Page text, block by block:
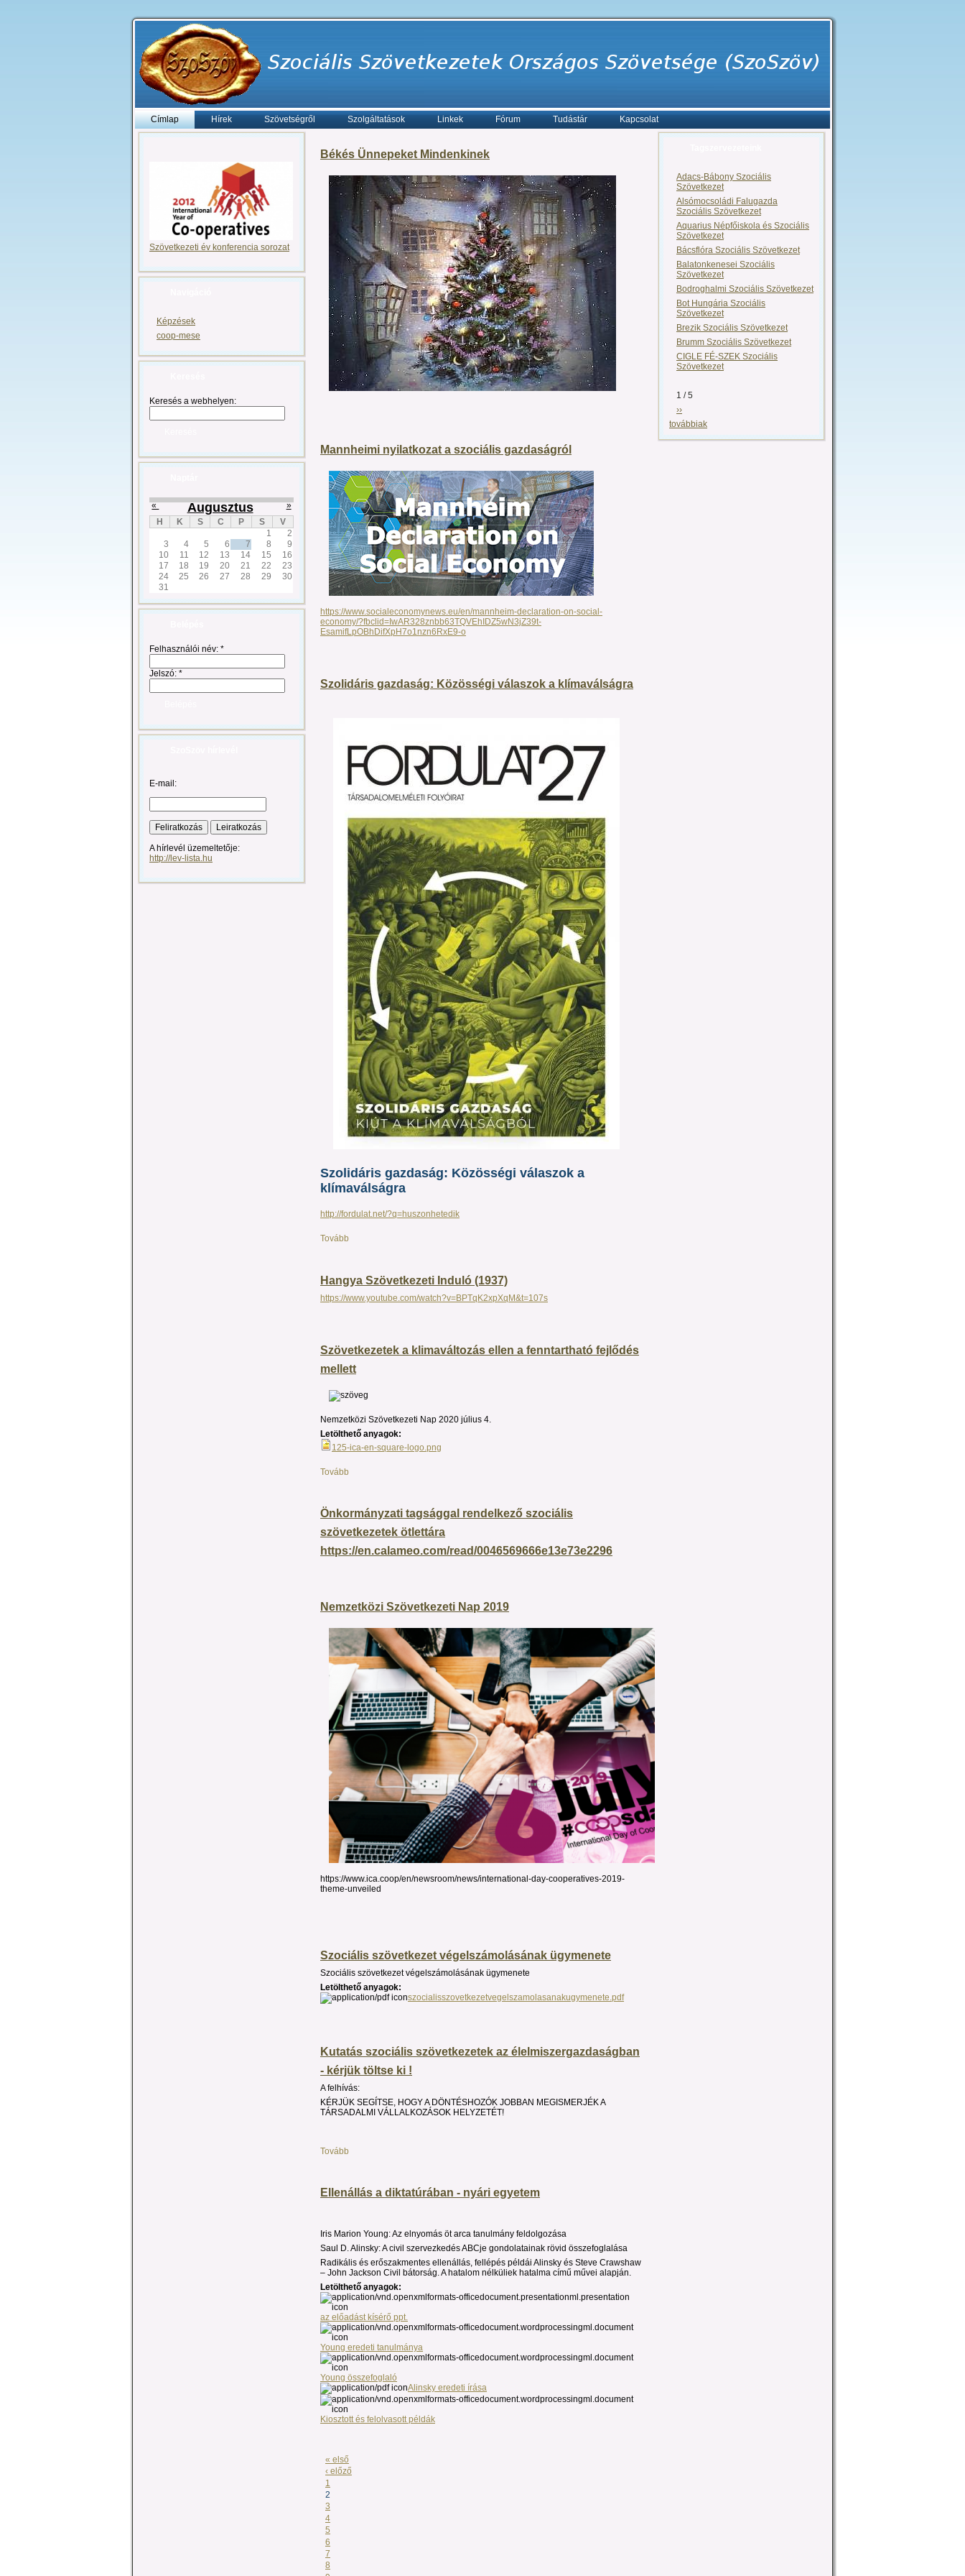
Címlap Hírek Szövetségről Szolgáltatások Linkek Fórum Tudástár Kapcsolat
Szövetkezeti év konferencia sorozat
Képzések
coop-mese
Keresés a webhelyen:
« Augusztus
»
H
K S C P S
V
1
2
3
4 5 6 7 8
9
10
11 12 13 14 15
16
17
18 19 20 21 22
23
24
25 26 27 28 29
30
31
Felhasználói név: *
Jelszó: *
E-mail:
A hírlevél üzemeltetője:
http://lev-lista.hu
Békés Ünnepeket Mindenkinek
Mannheimi nyilatkozat a szociális gazdaságról
https://www.socialeconomynews.eu/en/mannheim-declaration-on-social-
economy/?fbclid=IwAR328znbb63TQVEhIDZ5wN3jZ39t-
EsamifLpOBhDifXpH7o1nzn6RxE9-o
Szolidáris gazdaság: Közösségi válaszok a klímaválságra
Szolidáris gazdaság: Közösségi válaszok a
klímaválságra
http://fordulat.net/?q=huszonhetedik
Tovább
Hangya Szövetkezeti Induló (1937)
https://www.youtube.com/watch?v=BPTqK2xpXqM&t=107s
Szövetkezetek a klimaváltozás ellen a fenntartható fejlődés
mellett
Nemzetközi Szövetkezeti Nap 2020 július 4.
Letölthető anyagok:
125-ica-en-square-logo.png
Tovább
Önkormányzati tagsággal rendelkező szociális
szövetkezetek ötlettára
https://en.calameo.com/read/0046569666e13e73e2296
Nemzetközi Szövetkezeti Nap 2019
https://www.ica.coop/en/newsroom/news/international-day-cooperatives-2019-
theme-unveiled
Szociális szövetkezet végelszámolásának ügymenete
Szociális szövetkezet végelszámolásának ügymenete
Letölthető anyagok:
szocialisszovetkezetvegelszamolasanakugymenete.pdf
Kutatás szociális szövetkezetek az élelmiszergazdaságban
- kérjük töltse ki !
A felhívás:
KÉRJÜK SEGÍTSE, HOGY A DÖNTÉSHOZÓK JOBBAN MEGISMERJÉK A
TÁRSADALMI VÁLLALKOZÁSOK HELYZETÉT!
Tovább
Ellenállás a diktatúrában - nyári egyetem
Iris Marion Young: Az elnyomás öt arca tanulmány feldolgozása
Saul D. Alinsky: A civil szervezkedés ABCje gondolatainak rövid összefoglalása
Radikális és erőszakmentes ellenállás, fellépés példái Alinsky és Steve Crawshaw
– John Jackson Civil bátorság. A hatalom nélküliek hatalma című művei alapján.
Letölthető anyagok:
az előadást kísérő ppt.
Young eredeti tanulmánya
Young összefoglaló
Alinsky eredeti írása
Kiosztott és felolvasott példák
« első
‹ előző
1
2
3
4
5
6
7
8
Adacs-Bábony Szociális
Szövetkezet
Alsómocsoládi Falugazda
Szociális Szövetkezet
Aquarius Népfőiskola és Szociális
Szövetkezet
Bácsflóra Szociális Szövetkezet
Balatonkenesei Szociális
Szövetkezet
Bodroghalmi Szociális Szövetkezet
Bot Hungária Szociális
Szövetkezet
Brezik Szociális Szövetkezet
Brumm Szociális Szövetkezet
CIGLE FÉ-SZEK Szociális
Szövetkezet
1 / 5
››
továbbiak